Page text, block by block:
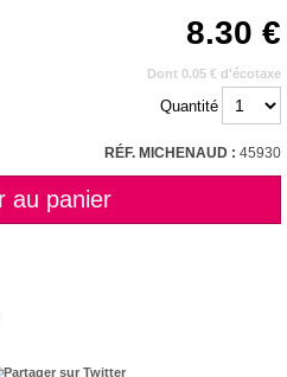
8.30
Dont 0.05 € d'écotaxe
Quantité
RÉF. MICHENAUD : 45930